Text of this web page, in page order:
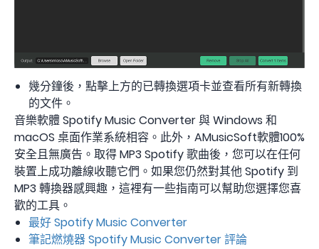
幾分鐘後，點擊上方的已轉換選項卡並查看所有新轉換
的文件。
音樂軟體 Spotify Music Converter 與 Windows 和
macOS 桌面作業系統相容。此外，AMusicSoft軟體100%
安全且無廣告。取得 MP3 Spotify 歌曲後，您可以在任何
裝置上成功離線收聽它們。如果您仍然對其他 Spotify 到
MP3 轉換器感興趣，這裡有一些指南可以幫助您選擇您喜
歡的工具。
最好 Spotify Music Converter
筆記燃燒器 Spotify Music Converter 評論